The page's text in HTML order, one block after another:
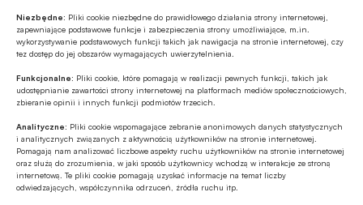
Niezbędne: Pliki cookie niezbędne do prawidłowego działania strony internetowej,
zapewniające podstawowe funkcje i zabezpieczenia strony umożliwiające, m.in.
wykorzystywanie podstawowych funkcji takich jak nawigacja na stronie internetowej, czy
tez dostęp do jej obszarów wymagających uwierzytelnienia.
Funkcjonalne: Pliki cookie, które pomagają w realizacji pewnych funkcji, takich jak
udostępnianie zawartości strony internetowej na platformach mediów społecznościowych,
zbieranie opinii i innych funkcji podmiotów trzecich.
Analityczne: Pliki cookie wspomagające zebranie anonimowych danych statystycznych
i analitycznych związanych z aktywnością użytkowników na stronie internetowej.
Pomagają nam analizować liczbowe aspekty ruchu użytkowników na stronie internetowej
oraz służą do zrozumienia, w jaki sposób użytkownicy wchodzą w interakcje ze stroną
internetową. Te pliki cookie pomagają uzyskać informacje na temat liczby
odwiedzających, współczynnika odrzuceń, źródła ruchu itp.
Tagi
Bartosz Sawicki Cinkciarz.pl Kredyty
Kredyty hipoteczne / Kredyty mieszkaniowe
Rada Polityki Pieniężnej / RPP Stopy procentowe